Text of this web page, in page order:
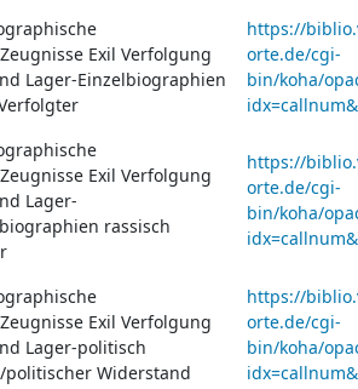
Exil Verfolgung
Lager-Einzelbiographien
https://
orte.de/cgi-
bin/koha/
Exil Verfolgung
Lager-
rassisch
https://
orte.de/cgi-
bin/koha/
Exil Verfolgung
Lager-politisch
politischer Widerstand
https://
orte.de/cgi-
bin/koha/